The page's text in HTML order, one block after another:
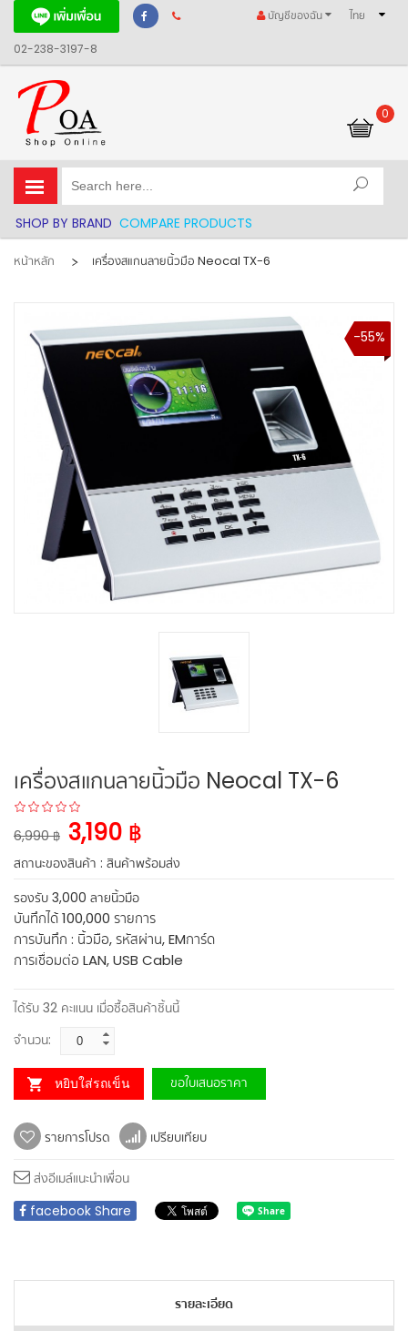
02-238-3197-8
ไทย
บัญชีของฉัน
0
SHOP BY BRAND COMPARE PRODUCTS
หน้าหลัก เครื่องสแกนลายนิ้วมือ Neocal TX-6
-55%
เครื่องสแกนลายนิ้วมือ Neocal TX-6
6,990 ฿ 3,190 ฿
สถานะของสินค้า : สินค้าพร้อมส่ง
รองรับ 3,000 ลายนิ้วมือ
บันทึกได้ 100,000 รายการ
การบันทึก : นิ้วมือ, รหัสผ่าน, EMการ์ด
การเชื่อมต่อ LAN, USB Cable
ได้รับ 32 คะแนน เมื่อซื้อสินค้าชิ้นนี้
จำนวน:
หยิบใส่รถเข็น ขอใบเสนอราคา
รายการโปรด เปรียบเทียบ
ส่งอีเมล์แนะนำเพื่อน
facebook Share
รายละเอียด